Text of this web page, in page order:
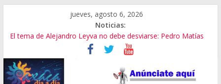
jueves, agosto 6, 2026
Noticias:
El tema de Alejandro Leyva no debe desviarse: Pedro Matías
Promete SEGOB investigación a fondo en crimen de Alejandro
Leyva
Bajo amenazas, Secretario de Gobierno de Oaxaca despojaría
predios